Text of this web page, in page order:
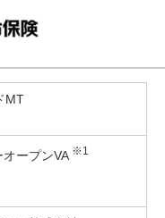
MT
ープンVA ※1